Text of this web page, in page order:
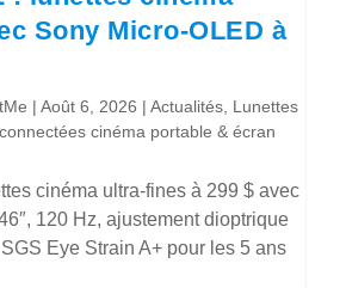
Sony Micro-OLED à
|Août 6, 2026 |Actualités Lunettes
cinéma portable & écran
cinéma ultra-fines à 299 $ avec
120 Hz, ajustement dioptrique
Eye Strain A+ pour les 5 ans